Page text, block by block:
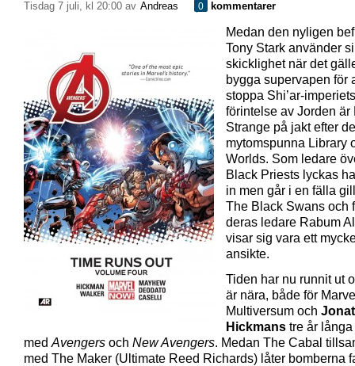
tisdag 7 juli, kl 20:00 av Andreas 0 kommentarer
Medan den nyligen
Tony Stark använder
skicklighet när det
bygga supervapen för
stoppa Shi’ar-imperiets
förintelse av Jorden är
Strange på jakt efter
mytomspunna Library
Worlds. Som ledare
Black Priests lyckas
in men går i en fälla
The Black Swans och
deras ledare Rabum
visar sig vara ett
ansikte.
Tiden har nu runnit ut
är nära, både för
Multiversum och
Hickmans tre år
med Avengers och New Avengers. Medan The Cabal
med The Maker (Ultimate Reed Richards) låter bomberna